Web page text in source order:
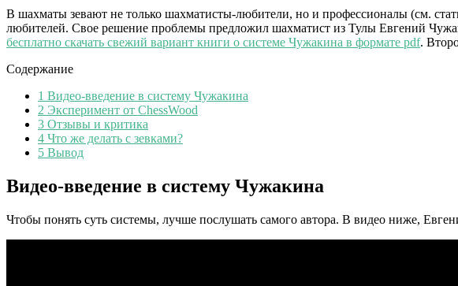
В шахматы зевают не только шахматисты-любители, но и профессионалы (см.
любителей. Свое решение проблемы предложил шахматист из Тулы Евгений
бесплатно скачать свежий вариант книги о системе Чужакина в формате pdf.
Содержание
1 Видео-введение в систему Чужакина
2 Эксперимент от ChessWood
3 Отзывы и критика
4 Что же делать с зевками?
5 Вывод
Видео-введение в систему Чужакина
Чтобы понять суть системы, лучше послушать самого автора. В видео ниже,